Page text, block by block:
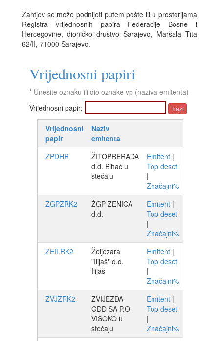
Zahtjev se može podnijeti putem pošte ili u prostorijama
Registra vrijednosnih papira Federacije Bosne i
Hercegovine, dioničko društvo Sarajevo, Maršala Tita
62/II, 71000 Sarajevo.
Vrijednosni papiri
* Unesite oznaku ili dio oznake vp (naziva emitenta)
Vrijednosni papir:
Vrijednosni
papir
Naziv
emitenta
ZPDHR
ŽITOPRERADA
d.d. Bihać u
stečaju
Emitent |
Top deset
|
Značajni%
ZGPZRK2
ŽGP ZENICA
d.d.
Emitent |
Top deset
|
Značajni%
ZEILRK2
Željezara
"Ilijaš" d.d.
Ilijaš
Emitent |
Top deset
|
Značajni%
ZVJZRK2
ZVIJEZDA
GDD SA P.O.
VISOKO u
stečaju
Emitent |
Top deset
|
Značajni%